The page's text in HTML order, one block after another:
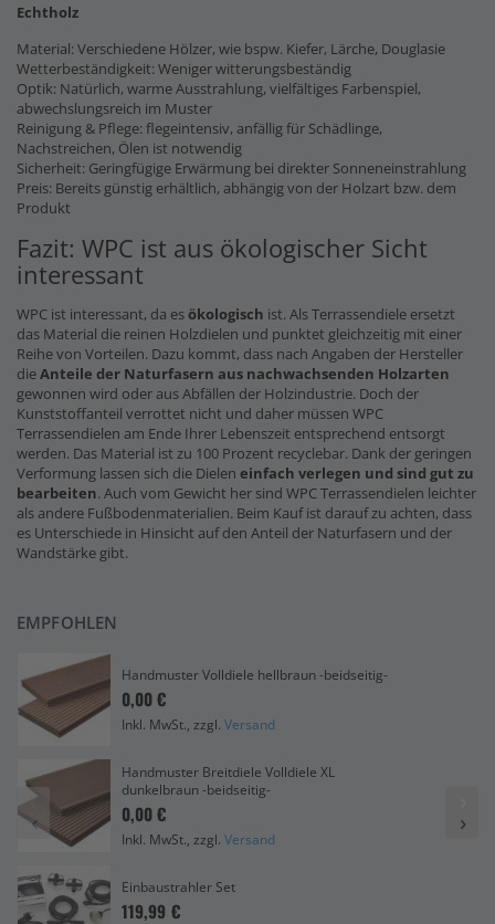
Echtholz
Material: Verschiedene Hölzer, wie bspw. Kiefer, Lärche, Douglasie
Wetterbeständigkeit: Weniger witterungsbeständig
Optik: Natürlich, warme Ausstrahlung, vielfältiges Farbenspiel,
abwechslungsreich im Muster
Reinigung & Pflege: flegeintensiv, anfällig für Schädlinge,
Nachstreichen, Ölen ist notwendig
Sicherheit: Geringfügige Erwärmung bei direkter Sonneneinstrahlung
Preis: Bereits günstig erhältlich, abhängig von der Holzart bzw. dem
Produkt
Fazit: WPC ist aus ökologischer Sicht
interessant
WPC ist interessant, da esökologisch ist. Als Terrassendiele ersetzt
das Material die reinen Holzdielen und punktet gleichzeitig mit einer
Reihe von Vorteilen. Dazu kommt, dass nach Angaben der Hersteller
dieAnteile der Naturfasern aus nachwachsenden Holzarten
gewonnen wird oder aus Abfällen der Holzindustrie. Doch der
Kunststoffanteil verrottet nicht und daher müssen WPC
Terrassendielen am Ende Ihrer Lebenszeit entsprechend entsorgt
werden. Das Material ist zu 100 Prozent recyclebar. Dank der geringen
Verformung lassen sich die Dielen einfach verlegen und sind gut zu
bearbeiten. Auch vom Gewicht her sind WPC Terrassendielen leichter
als andere Fußbodenmaterialien. Beim Kauf ist darauf zu achten, dass
es Unterschiede in Hinsicht auf den Anteil der Naturfasern und der
Wandstärke gibt.
EMPFOHLEN
Handmuster Volldiele hellbraun -beidseitig-
0,00 €
Inkl. MwSt., zzgl. Versand
Handmuster Breitdiele Volldiele XL
dunkelbraun -beidseitig-
0,00 €
Inkl. MwSt., zzgl. Versand
Einbaustrahler Set
119,99 €